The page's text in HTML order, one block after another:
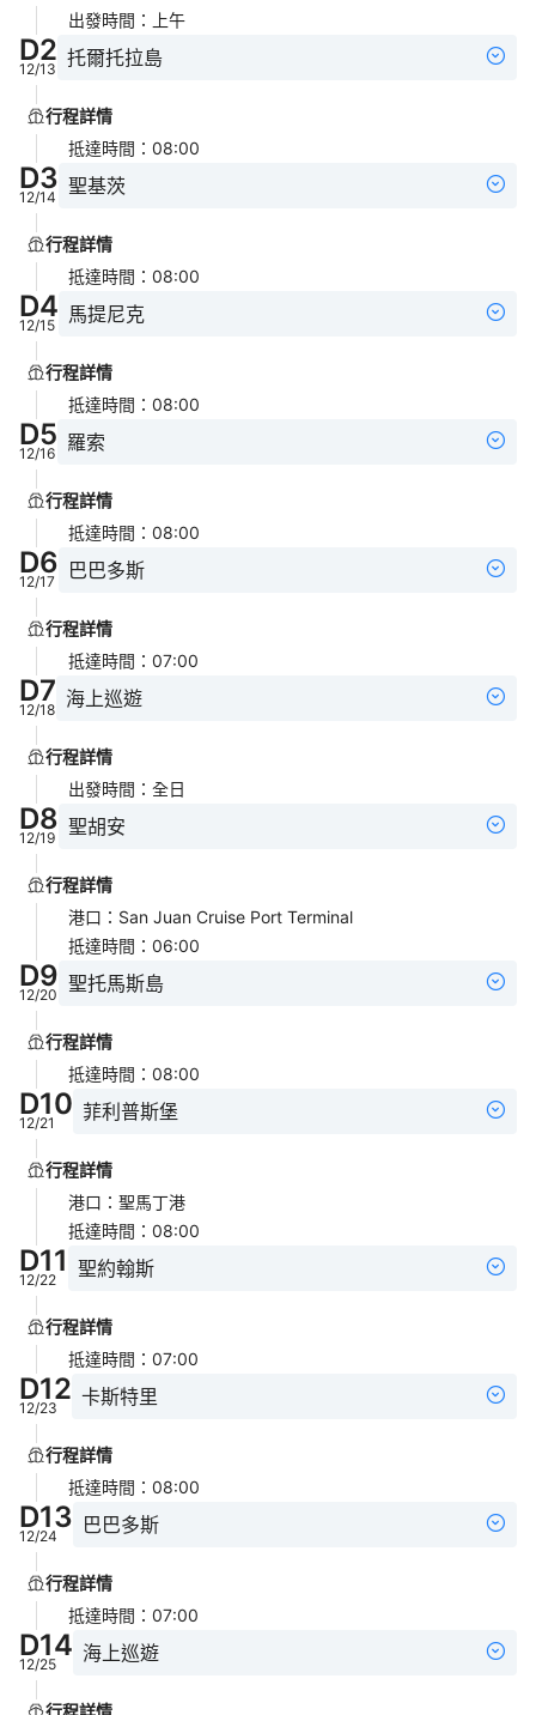
出發時間 ： 上午
D2
12/13 托爾托拉島
行程詳情
抵達時間 ： 08:00
D3
12/14 聖基茨
行程詳情
抵達時間 ： 08:00
D4
12/15 馬提尼克
行程詳情
抵達時間 ： 08:00
D5
12/16 羅索
行程詳情
抵達時間 ： 08:00
D6
12/17 巴巴多斯
行程詳情
抵達時間 ： 07:00
D7
12/18 海上巡遊
行程詳情
出發時間 ： 全日
D8
12/19 聖胡安
行程詳情
港口 ： San Juan Cruise Port Terminal
抵達時間 ： 06:00
D9
12/20 聖托馬斯島
行程詳情
抵達時間 ： 08:00
D10
12/21 菲利普斯堡
行程詳情
港口 ： 聖馬丁港
抵達時間 ： 08:00
D11
12/22 聖約翰斯
行程詳情
抵達時間 ： 07:00
D12
12/23 卡斯特里
行程詳情
抵達時間 ： 08:00
D13
12/24 巴巴多斯
行程詳情
抵達時間 ： 07:00
D14
12/25 海上巡遊
行程詳情